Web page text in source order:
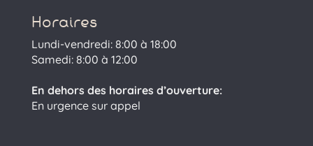
Horaires
Lundi-vendredi: 8:00 à 18:00
Samedi: 8:00 à 12:00
En dehors des horaires d’ouverture:
En urgence sur appel